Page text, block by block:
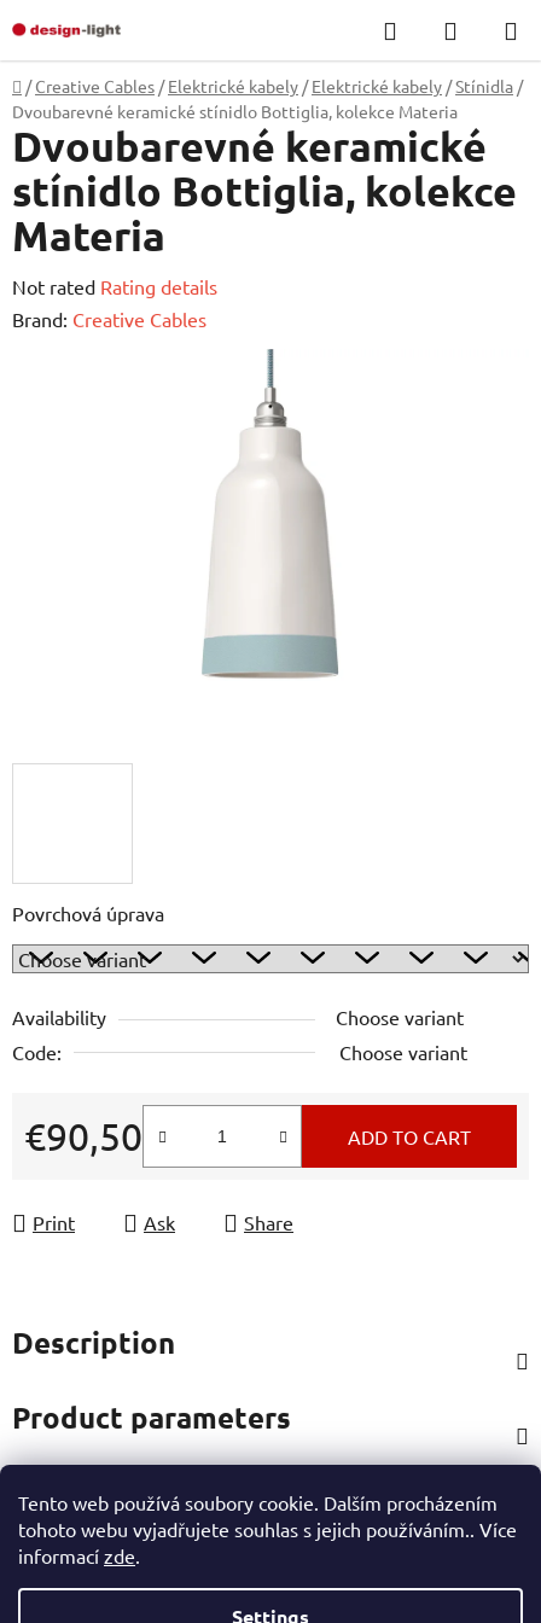
Tento web používá soubory cookie. Dalším procházením
tohoto webu vyjadřujete souhlas s jejich používáním.. Více
informací zde.
Settings
to
content
Search
CART
Home
/ Creative Cables / Elektrické kabely / Elektrické kabely /Stínidla /
Dvoubarevné keramické stínidlo Bottiglia, kolekce Materia
Povrchová úprava
Availability
Choose variant
Code:
Choose variant
€90,50
Measure price:
ADD TO CART
Print Ask Share
Dvoubarevné keramické
stínidlo Bottiglia, kolekce
Materia
The
average
Not rated Rating details
Brand: Creative Cables
Description
Product parameters
Rating
Other information